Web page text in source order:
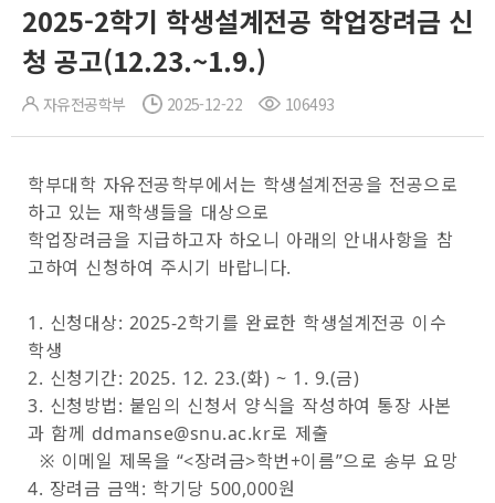
2025-2학기 학생설계전공 학업장려금 신
청 공고(12.23.~1.9.)
자유전공학부 2025-12-22 106493
학부대학 자유전공학부에서는 학생설계전공을 전공으로
하고 있는 재학생들을 대상으로
학업장려금을 지급하고자 하오니 아래의 안내사항을 참
고하여 신청하여 주시기 바랍니다.
1. 신청대상: 2025-2학기를 완료한 학생설계전공 이수
학생
2. 신청기간: 2025. 12. 23.(화) ~ 1. 9.(금)
3. 신청방법: 붙임의 신청서 양식을 작성하여 통장 사본
과 함께 ddmanse@snu.ac.kr로 제출
※ 이메일 제목을 “<장려금>학번+이름”으로 송부 요망
4. 장려금 금액: 학기당 500,000원